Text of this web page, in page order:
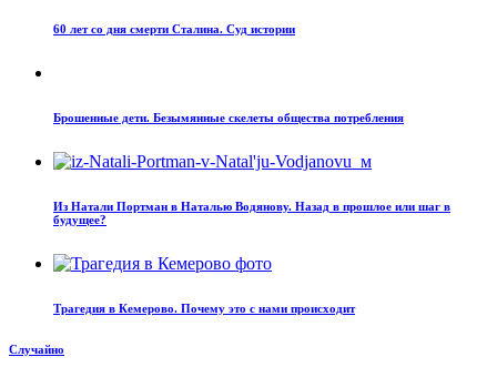
60 лет со дня смерти Сталина. Суд истории
Брошенные дети. Безымянные скелеты общества потребления
Из Натали Портман в Наталью Водянову. Назад в прошлое или шаг в
будущее?
Трагедия в Кемерово. Почему это с нами происходит
Случайно